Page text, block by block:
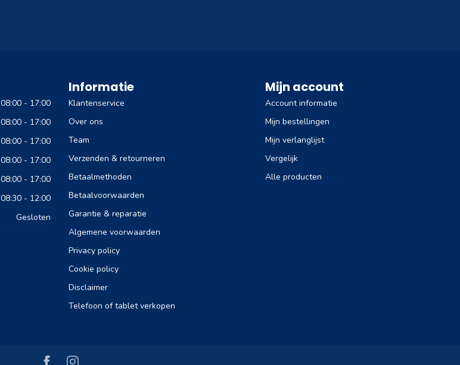
08:00 - 17:00
08:00 - 17:00
08:00 - 17:00
08:00 - 17:00
08:00 - 17:00
08:30 - 12:00
Gesloten
Informatie
Klantenservice
Over ons
Team
Verzenden & retourneren
Betaalmethoden
Betaalvoorwaarden
Garantie & reparatie
Algemene voorwaarden
Privacy policy
Cookie policy
Disclaimer
Telefoon of tablet verkopen
Mijn account
Account informatie
Mijn bestellingen
Mijn verlanglijst
Vergelijk
Alle producten